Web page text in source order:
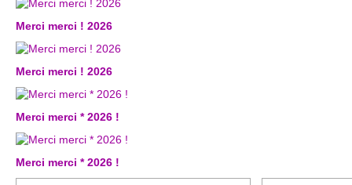
Merci merci ! 2026
Merci merci ! 2026
Merci merci * 2026 !
Merci merci * 2026 !